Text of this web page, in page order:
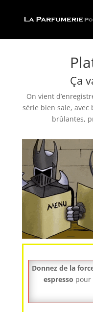
Ça
On vient
série bien sale, avec
brûlantes,
Donnez de la
espresso pour